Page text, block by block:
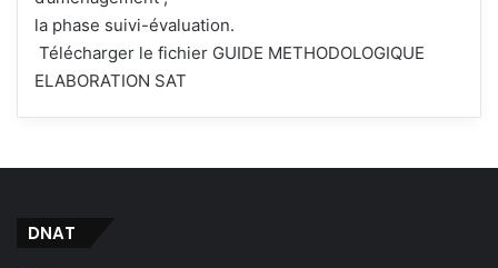
la phase suivi-évaluation.
Télécharger le fichier GUIDE METHODOLOGIQUE
ELABORATION SAT
DNAT